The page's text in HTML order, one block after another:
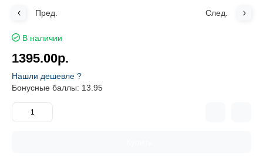
Пред. След.
В наличии
1395.00р.
Нашли дешевле ?
Бонусные баллы: 13.95